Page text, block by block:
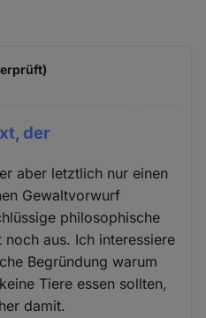
der
aber letztlich nur einen
Gewaltvorwurf
philosophische
aus. Ich interessiere
Begründung warum
Tiere essen sollten,
damit.